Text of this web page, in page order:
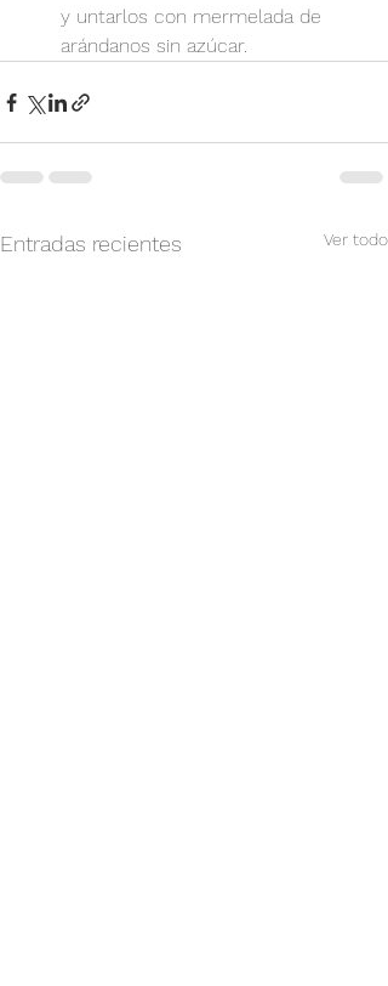
y untarlos con mermelada de
arándanos sin azúcar.
Entradas recientes Ver todo